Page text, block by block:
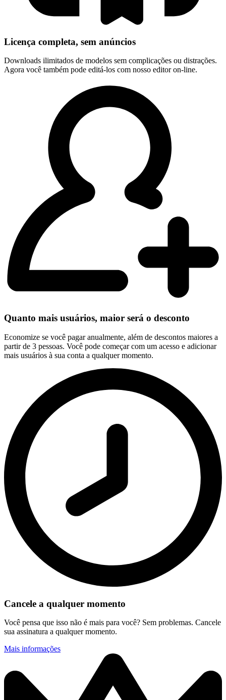
Licença completa, sem anúncios
Downloads ilimitados de modelos sem complicações ou distrações.
Agora você também pode editá-los com nosso editor on-line.
Quanto mais usuários, maior será o desconto
Economize se você pagar anualmente, além de descontos maiores a
partir de 3 pessoas. Você pode começar com um acesso e adicionar
mais usuários à sua conta a qualquer momento.
Cancele a qualquer momento
Você pensa que isso não é mais para você? Sem problemas. Cancele
sua assinatura a qualquer momento.
Mais informações